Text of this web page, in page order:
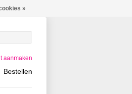
aanmaken
Bestellen
»